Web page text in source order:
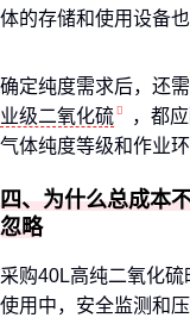
体的存储和使用设备
确定纯度需求后，还
业级二氧化硫
，都
气体纯度等级和作业
四、为什么总成本
忽略
采购40L高纯二氧化
使用中，安全监测和